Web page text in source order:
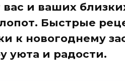
вас и ваших
Быстрые
к новогоднему
уюта и радости.